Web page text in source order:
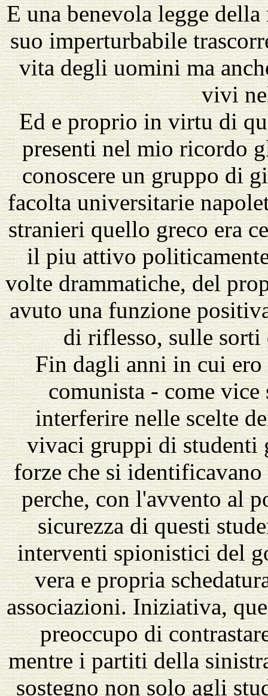
E una benevola legge
suo imperturbabile
vita degli uomini ma
vivi
Ed e proprio in virtu di
presenti nel mio ricordo
conoscere un gruppo di
facolta universitarie
stranieri quello greco era
il piu attivo
volte drammatiche, del
avuto una funzione
di riflesso, sulle sorti
Fin dagli anni in cui ero
comunista - come vice
interferire nelle scelte
vivaci gruppi di studenti
forze che si
perche, con l'avvento al
sicurezza di questi
interventi spionistici del
vera e propria
associazioni. Iniziativa,
preoccupo di
mentre i partiti della
sostegno non solo agli